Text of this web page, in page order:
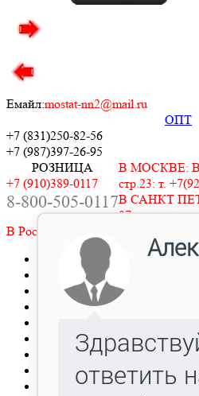
Емайл:mostat-nn2@mail.ru
ОПТ
+7 (831)250-82-56
+7 (987)397-26-95
РОЗНИЦА
+7 (910)389-0117
8-800-505-0117
В МОСКВЕ:
стр.23: т.
В САНКТ
07
В Ростове на Дону: +7(938)515-9439
Главная
Прайс-лист
Автокаталог
Металлообработка, Литье
Гарантия
Оптовым клиентам
Доставка
Контакты